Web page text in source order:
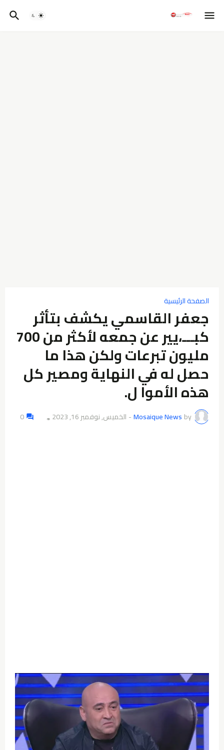
الصفحة الرئيسية
جعفر القاسمي يكشف بتأثر
كبـــ،يير عن جمعه لأكثر من 700
مليون تبرعات ولكن هذا ما
حصل له في النهاية ومصير كل
هذه الأموا ل.
by
Mosaique News
- الخميس, نوفمبر 16, 2023 👁️
0